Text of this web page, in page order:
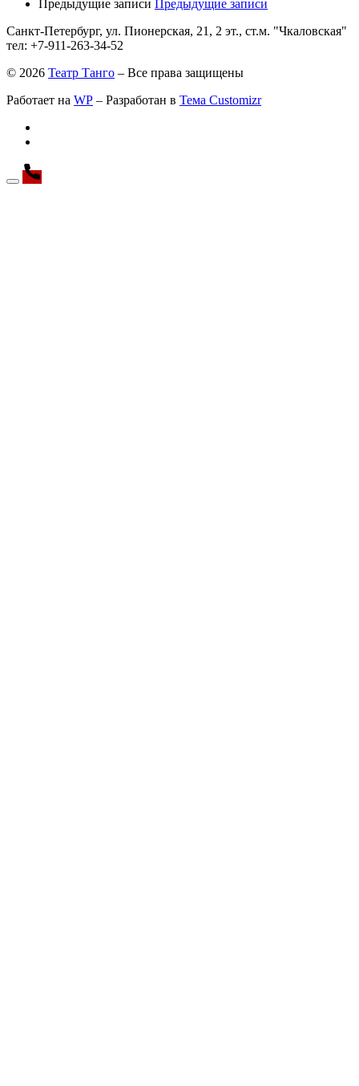
Предыдущие записи Предыдущие записи
Санкт-Петербург, ул. Пионерская, 21, 2 эт., ст.м. "Чкаловская"
тел: +7-911-263-34-52
© 2026 Театр Танго – Все права защищены
Работает на WP – Разработан в Тема Customizr